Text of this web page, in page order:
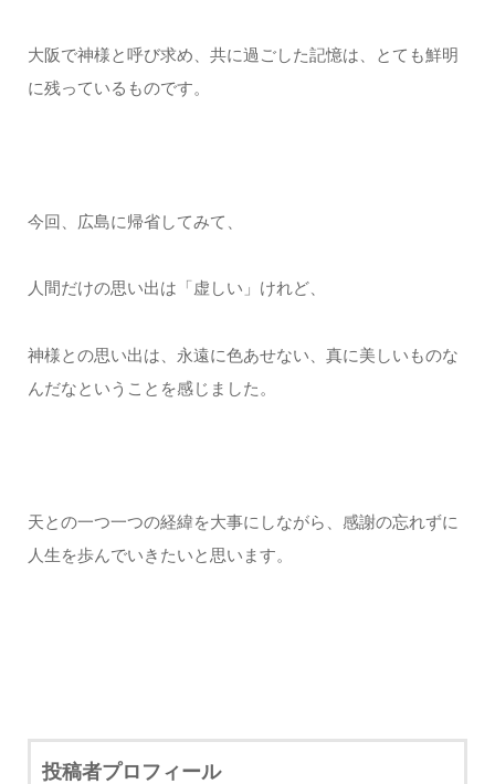
大阪で神様と呼び求め、共に過ごした記憶は、とても鮮明
に残っているものです。
今回、広島に帰省してみて、
人間だけの思い出は「虚しい」けれど、
神様との思い出は、永遠に色あせない、真に美しいものな
んだなということを感じました。
天との一つ一つの経緯を大事にしながら、感謝の忘れずに
人生を歩んでいきたいと思います。
投稿者プロフィール